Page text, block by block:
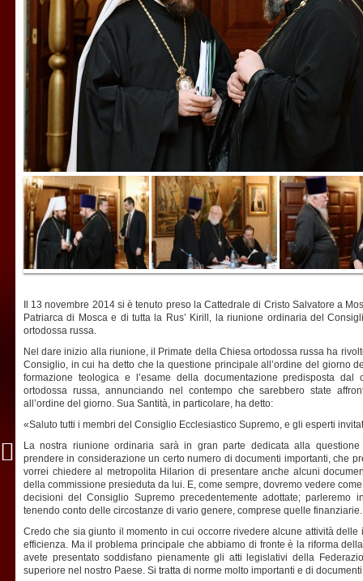
Il 13 novembre 2014 si è tenuto preso la Cattedrale di Cristo Salvatore a
Patriarca di Mosca e di tutta la Rus’ Kirill, la riunione ordinaria del
ortodossa russa.
Nel dare inizio alla riunione, il Primate della Chiesa ortodossa russa ha
Consiglio, in cui ha detto che la questione principale all’ordine del giorno
formazione teologica e l’esame della documentazione predisposta dal
ortodossa russa, annunciando nel contempo che sarebbero state
all’ordine del giorno. Sua Santità, in particolare, ha detto:
«Saluto tutti i membri del Consiglio Ecclesiastico Supremo, e gli esperti
La nostra riunione ordinaria sarà in gran parte dedicata alla
prendere in considerazione un certo numero di documenti importanti, che
vorrei chiedere al metropolita Hilarion di presentare anche alcuni
della commissione presieduta da lui. E, come sempre, dovremo vedere
decisioni del Consiglio Supremo precedentemente adottate; parleremo
tenendo conto delle circostanze di vario genere, comprese quelle finanziarie.
Credo che sia giunto il momento in cui occorre rivedere alcune attività
efficienza. Ma il problema principale che abbiamo di fronte è la riforma
avete presentato soddisfano pienamente gli atti legislativi della
superiore nel nostro Paese. Si tratta di norme molto importanti e di